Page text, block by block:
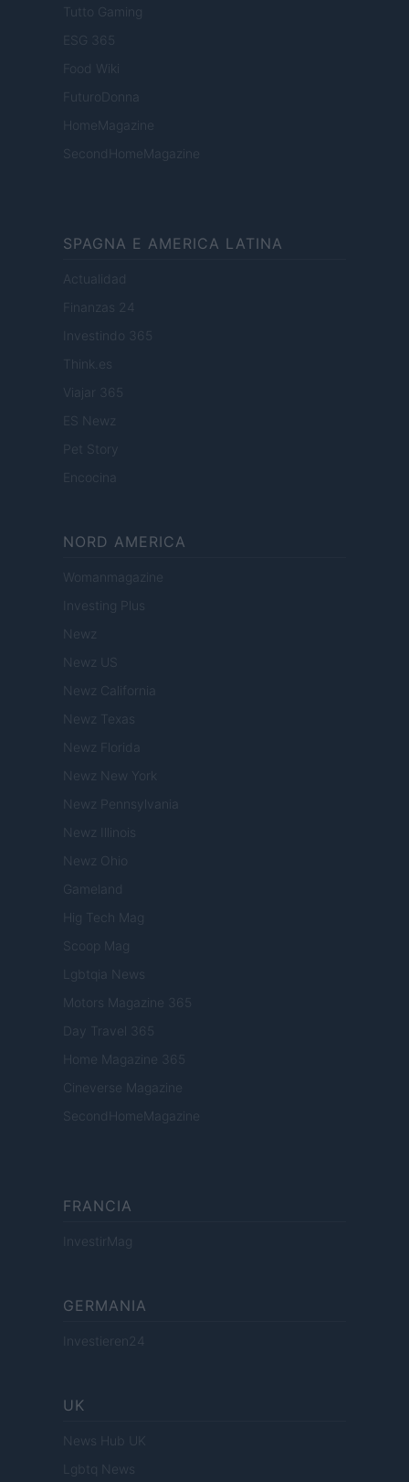
Tutto Gaming
ESG 365
Food Wiki
FuturoDonna
HomeMagazine
SecondHomeMagazine
SPAGNA E AMERICA LATINA
Actualidad
Finanzas 24
Investindo 365
Think.es
Viajar 365
ES Newz
Pet Story
Encocina
NORD AMERICA
Womanmagazine
Investing Plus
Newz
Newz US
Newz California
Newz Texas
Newz Florida
Newz New York
Newz Pennsylvania
Newz Illinois
Newz Ohio
Gameland
Hig Tech Mag
Scoop Mag
Lgbtqia News
Motors Magazine 365
Day Travel 365
Home Magazine 365
Cineverse Magazine
SecondHomeMagazine
FRANCIA
InvestirMag
GERMANIA
Investieren24
UK
News Hub UK
Lgbtq News